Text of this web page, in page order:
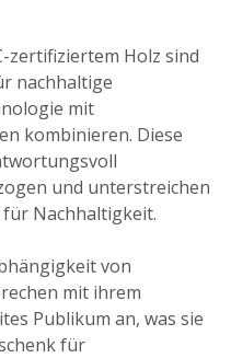
zertifiziertem Holz sind
nachhaltige
mit
kombinieren. Diese
und unterstreichen
Nachhaltigkeit.
von
mit ihrem
Publikum an, was sie
für